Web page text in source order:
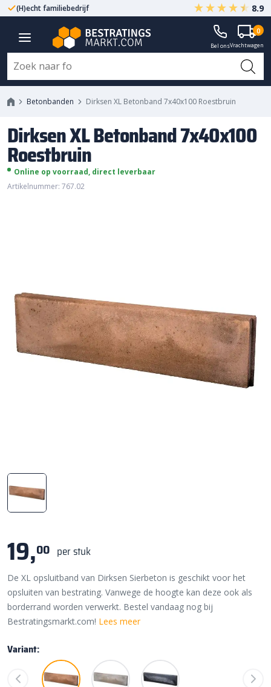
(H)echt familiebedrijf Gegarandeerd A-kwaliteit
8.9
Bel onsVrachtwagen
0
Betonbanden Dirksen XL Betonband 7x40x100 Roestbruin
Dirksen XL Betonband 7x40x100
Roestbruin
Online op voorraad, direct leverbaar
Artikelnummer: 767.02
19,00 per stuk
De XL opsluitband van Dirksen Sierbeton is geschikt voor het
opsluiten van bestrating. Vanwege de hoogte kan deze ook als
borderrand worden verwerkt. Bestel vandaag nog bij
Bestratingsmarkt.com! Lees meer
Variant:
Dirksen XL Betonband 7x40x100
Roestbruin